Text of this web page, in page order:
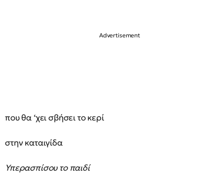
που θα ‘χει σβήσει το κερί
στην καταιγίδα
Υπερασπίσου το παιδί